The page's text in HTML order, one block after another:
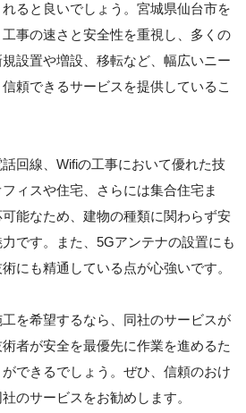
れると良いでしょう。宮城県仙台市を
事の速さと安全性を重視し、多くの
設置や増設、移転など、幅広いニー
頼できるサービスを提供しているこ
回線、Wifiの工事において優れた技
ィスや住宅、さらには集合住宅ま
能なため、建物の種類に関わらず安
です。また、5Gアンテナの設置にも
にも精通している点が心強いです。
を希望するなら、同社のサービスが
者が安全を最優先に作業を進めるた
できるでしょう。ぜひ、信頼のおけ
のサービスをお勧めします。